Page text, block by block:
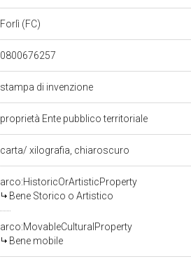
Forlì (FC)
0800676257
stampa di invenzione
proprietà Ente pubblico territoriale
carta/ xilografia, chiaroscuro
arco:HistoricOrArtisticProperty
Bene Storico o Artistico
arco:MovableCulturalProperty
Bene mobile